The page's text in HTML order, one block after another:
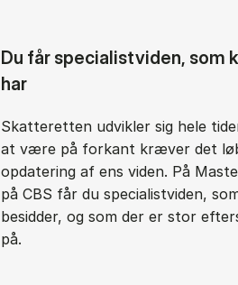
Du får specialistviden, som
har
Skatteretten udvikler sig hele
at være på forkant kræver det
opdatering af ens viden. På
på CBS får du specialistviden,
besidder, og som der er stor
på.